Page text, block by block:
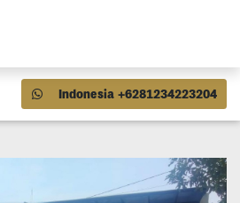
Indonesia +6281234223204